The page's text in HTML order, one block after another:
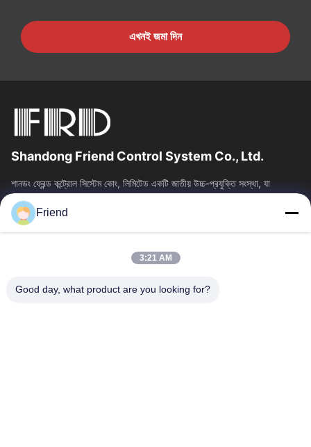
এখনই জমা দিন
Shandong Friend Control System Co., Ltd.
শানডং ফ্রেন্ড কন্ট্রোল সিস্টেম কোং, লিমিটেড একটি জাতীয় উচ্চ-প্রযুক্তি সংস্থা, যা
ইন্সট্রুমেন্টেশন R&D, উত্পাদন এবং শিল্প নিয়ন্ত্রণ...
দ্রুত লিঙ্ক
আমাদের সম্পর্কে
কারখানা ভ্রমণ
মান নিয়ন্ত্রণ
Friend
3:21 AM
Good day, what product are you looking for?